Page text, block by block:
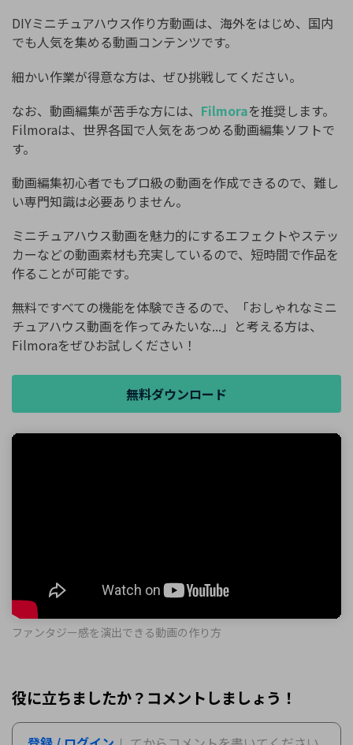
DIYミニチュアハウス作り方動画は、海外をはじめ、国内
でも人気を集める動画コンテンツです。
細かい作業が得意な方は、ぜひ挑戦してください。
なお、動画編集が苦手な方には、 Filmoraを推奨します。
Filmoraは、世界各国で人気をあつめる動画編集ソフトで
す。
動画編集初心者でもプロ級の動画を作成できるので、難し
い専門知識は必要ありません。
ミニチュアハウス動画を魅力的にするエフェクトやステッ
カーなどの動画素材も充実しているので、短時間で作品を
作ることが可能です。
無料ですべての機能を体験できるので、「おしゃれなミニ
チュアハウス動画を作ってみたいな...」と考える方は、
Filmoraをぜひお試しください！
無料ダウンロード
ファンタジー感を演出できる動画の作り方
役に立ちましたか？コメントしましょう！